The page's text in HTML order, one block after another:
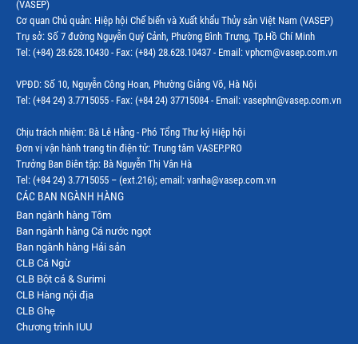
Thị trường EU
Thị trường Indonesia
Thị trường Mỹ
Thị trường Nga
Thị trường Hàn Quốc
Thị trường Nhật Bản
Thị trường Thái Lan
Thị trường Trung Quốc
Thị trường Philippines
Thị trường Tây Ban Nha
Thị trường thủy sản khác
(VASEP)
Cơ quan Chủ quản: Hiệp hội Chế biến và Xuất khẩu Thủy sản Việt Nam (VASEP)
Trụ sở: Số 7 đường Nguyễn Quý Cảnh, Phường Bình Trưng, Tp.Hồ Chí Minh
Tel: (+84) 28.628.10430 - Fax: (+84) 28.628.10437 - Email: vphcm@vasep.com.vn
VPĐD: Số 10, Nguyễn Công Hoan, Phường Giảng Võ, Hà Nội
Tel: (+84 24) 3.7715055 - Fax: (+84 24) 37715084 - Email: vasephn@vasep.com.vn
Chịu trách nhiệm: Bà Lê Hằng - Phó Tổng Thư ký Hiệp hội
Đơn vị vận hành trang tin điện tử: Trung tâm VASEP.PRO
Trưởng Ban Biên tập: Bà Nguyễn Thị Vân Hà
Tel: (+84 24) 3.7715055 – (ext.216); email: vanha@vasep.com.vn
CÁC BAN NGÀNH HÀNG
Ban ngành hàng Tôm
Ban ngành hàng Cá nước ngọt
Ban ngành hàng Hải sản
CLB Cá Ngừ
CLB Bột cá & Surimi
CLB Hàng nội địa
CLB Ghẹ
Chương trình IUU